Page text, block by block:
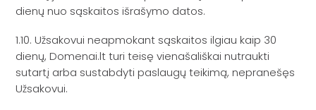
dienų nuo sąskaitos išrašymo datos.
1.10. Užsakovui neapmokant sąskaitos ilgiau kaip 30
dienų, Domenai.lt turi teisę vienašališkai nutraukti
sutartį arba sustabdyti paslaugų teikimą, nepranešęs
Užsakovui.